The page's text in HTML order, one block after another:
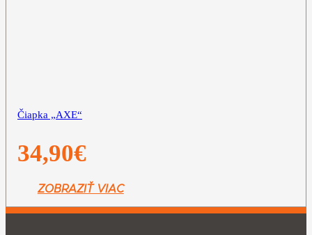
Čiapka „AXE“
34,90€
ZOBRAZIŤ VIAC